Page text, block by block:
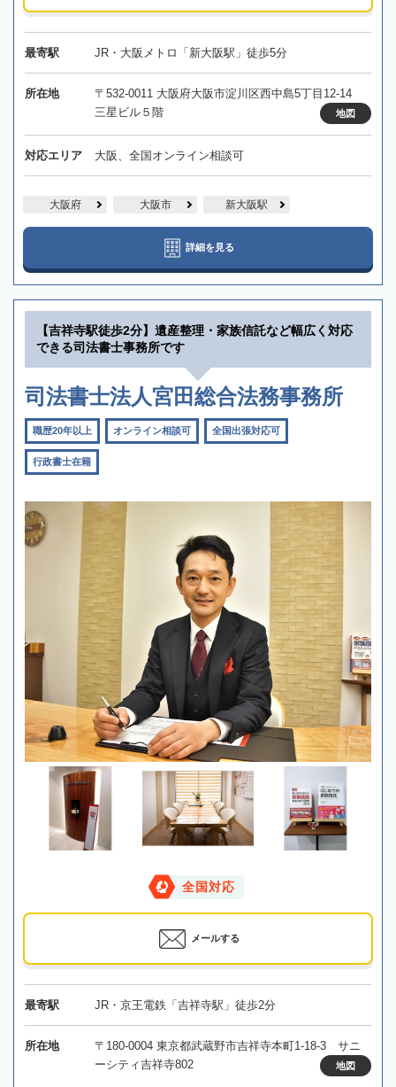
最寄駅 JR・大阪メトロ「新大阪駅」徒歩5分
所在地
〒532-0011 大阪府大阪市淀川区西中島5丁目12-14
三星ビル５階
地図
対応エリア 大阪、全国オンライン相談可
大阪府 大阪市 新大阪駅
詳細を見る
【吉祥寺駅徒歩2分】遺産整理・家族信託など幅広く対応
できる司法書士事務所です
司法書士法人宮田総合法務事務所
職歴20年以上 オンライン相談可 全国出張対応可
行政書士在籍
全国対応
メールする
最寄駅 JR・京王電鉄「吉祥寺駅」徒歩2分
所在地
〒180-0004 東京都武蔵野市吉祥寺本町1-18-3 サニ
ーシティ吉祥寺802
地図